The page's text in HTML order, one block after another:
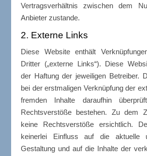
Vertragsverhältnis zwischen dem
Anbieter zustande.
2. Externe Links
Diese Website enthält
Dritter („externe Links“). Diese
der Haftung der jeweiligen Betreiber.
bei der erstmaligen Verknüpfung der
fremden Inhalte daraufhin
Rechtsverstöße bestehen. Zu dem
keine Rechtsverstöße ersichtlich.
keinerlei Einfluss auf die aktuelle
Gestaltung und auf die Inhalte der